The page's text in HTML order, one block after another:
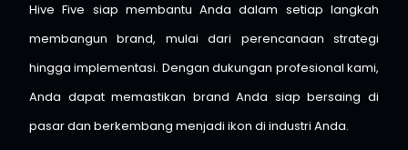
Hive Five siap membantu Anda dalam setiap langkah
membangun brand, mulai dari perencanaan strategi
hingga implementasi. Dengan dukungan profesional kami,
Anda dapat memastikan brand Anda siap bersaing di
pasar dan berkembang menjadi ikon di industri Anda.